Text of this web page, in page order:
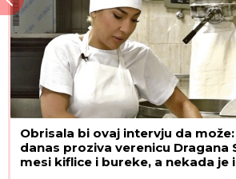
Obrisala bi ovaj intervju da
danas proziva verenicu Dragana
mesi kiflice i bureke, a nekada je